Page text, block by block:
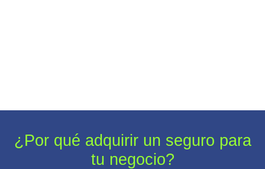
¿Por qué adquirir un seguro para
tu negocio?